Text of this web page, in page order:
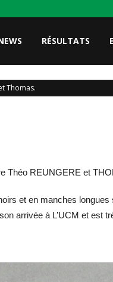
RÉSULTATS
Thomas.
Théo REUNGERE et
et en manches
arrivée à L’UCM et est